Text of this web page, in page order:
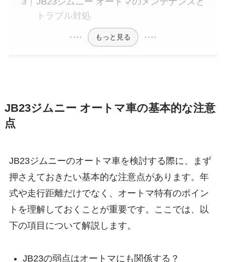
トラブル対処
もっと見る
JB23ジムニー オートマ車の基本的な注意
点
JB23ジムニーのオートマ車を検討する際に、まず
押さえておきたい基本的な注意点があります。年
式や走行距離だけでなく、オートマ特有のポイン
トを理解しておくことが重要です。ここでは、以
下の項目について解説します。
JB23の弱点はオートマにも関係する？